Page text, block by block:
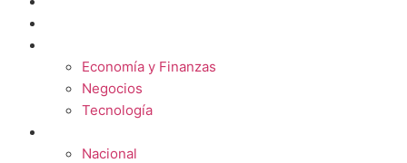
Economía y Finanzas
Negocios
Tecnología
Nacional